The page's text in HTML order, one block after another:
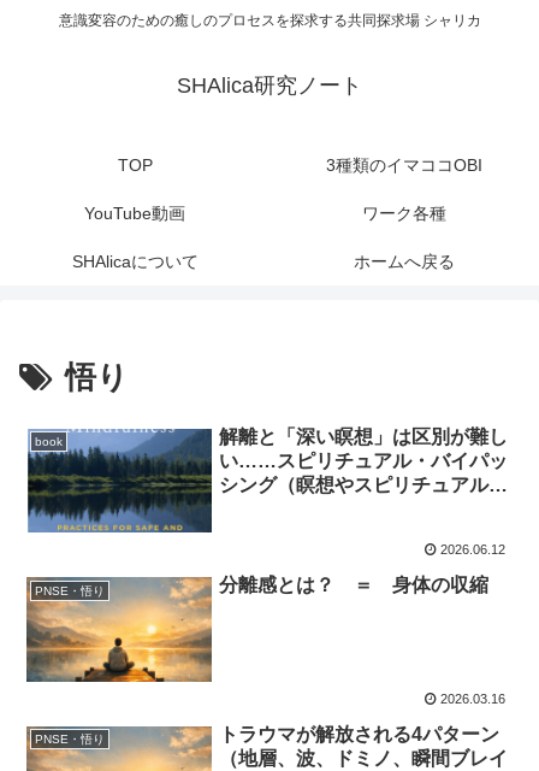
意識変容のための癒しのプロセスを探求する共同探求場 シャリカ
SHAlica研究ノート
TOP 3種類のイマココOBI
YouTube動画 ワーク各種
SHAlicaについて ホームへ戻る
悟り
book
解離と「深い瞑想」は区別が難し
い……スピリチュアル・バイパッ
シング（瞑想やスピリチュアル探
2026.06.12
PNSE・悟り 分離感とは？ ＝ 身体の収縮
2026.03.16
PNSE・悟り
トラウマが解放される4パターン
（地層、波、ドミノ、瞬間ブレイ